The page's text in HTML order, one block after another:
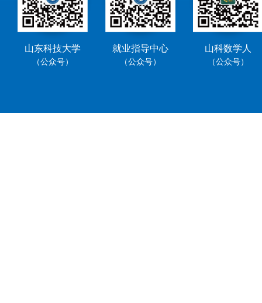
山东科技大学
（公众号）
就业指导中心
（公众号）
山科数学人
（公众号）